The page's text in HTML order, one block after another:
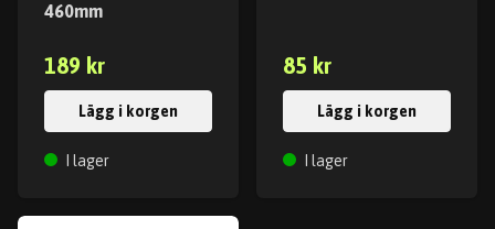
460mm
189 kr
Lägg i korgen
I lager
85 kr
Lägg i korgen
I lager